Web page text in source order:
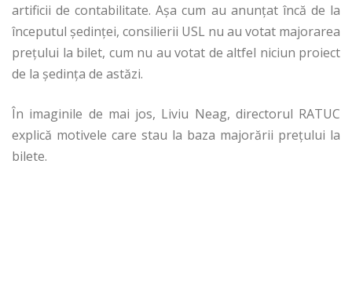
artificii de contabilitate. Aşa cum au anunţat încă de la
începutul şedinţei, consilierii USL nu au votat majorarea
preţului la bilet, cum nu au votat de altfel niciun proiect
de la şedinţa de astăzi.
În imaginile de mai jos, Liviu Neag, directorul RATUC
explică motivele care stau la baza majorării preţului la
bilete.